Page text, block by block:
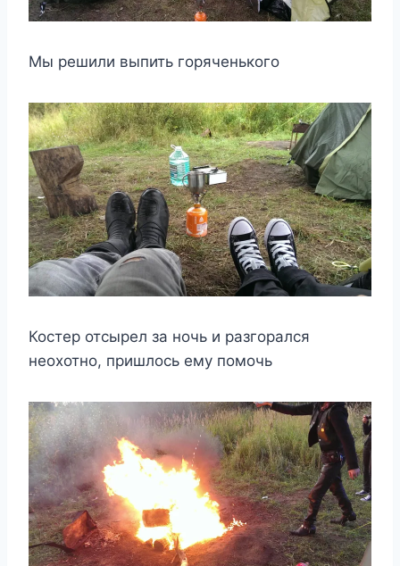
Мы решили выпить горяченького
Костер отсырел за ночь и разгорался
неохотно, пришлось ему помочь